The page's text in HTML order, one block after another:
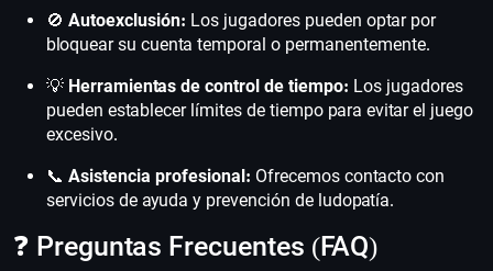
🚫 Autoexclusión: Los jugadores pueden optar por
bloquear su cuenta temporal o permanentemente.
💡 Herramientas de control de tiempo: Los jugadores
pueden establecer límites de tiempo para evitar el juego
excesivo.
📞 Asistencia profesional: Ofrecemos contacto con
servicios de ayuda y prevención de ludopatía.
❓ Preguntas Frecuentes (FAQ)